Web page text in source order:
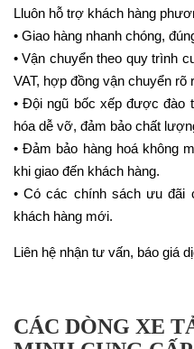
Lluôn hỗ trợ khách hàng
• Giao hàng nhanh chóng,
• Vận chuyển theo quy trình
VAT, hợp đồng vận chuyển rõ
• Đội ngũ bốc xếp được đào
hóa dễ vỡ, đảm bảo chất
• Đảm bảo hàng hoá không
khi giao đến khách hàng.
• Có các chính sách ưu đãi
khách hàng mới.
Liên hệ nhận tư vấn, báo giá
CÁC DÒNG XE